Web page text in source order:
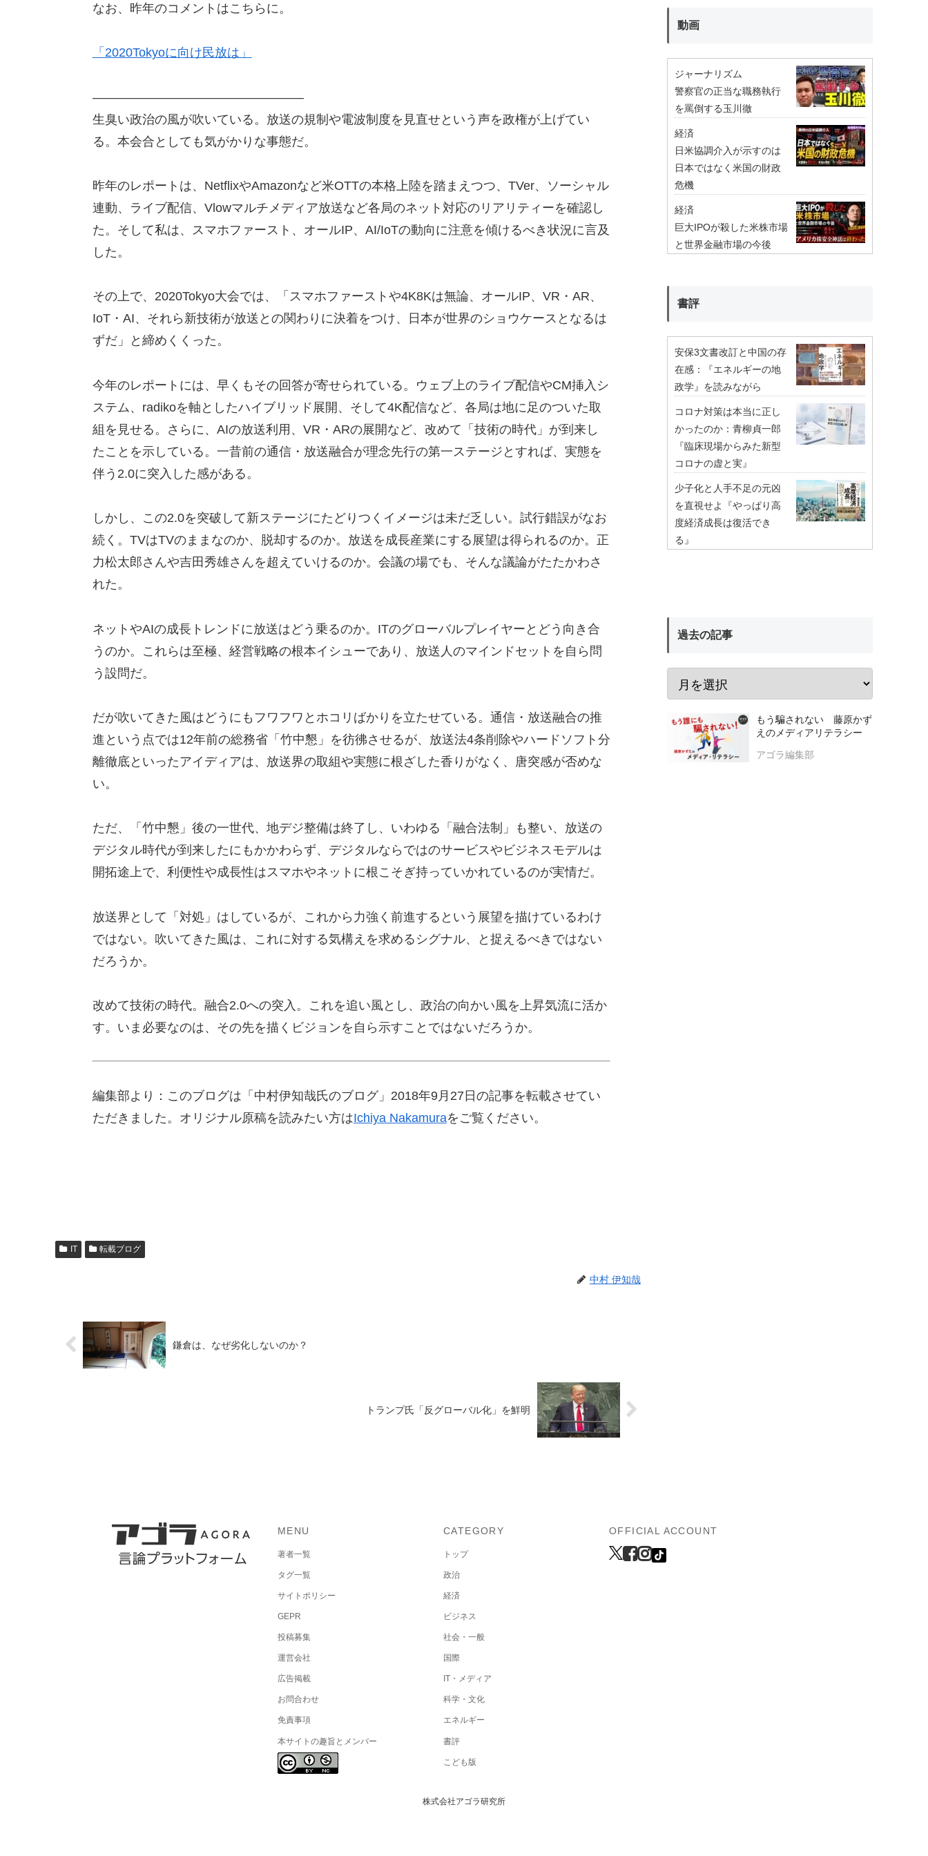
なお、昨年のコメントはこちらに。
「2020Tokyoに向け民放は」
―――――――――――――――――
生臭い政治の風が吹いている。放送の規制や電波制度を見直せという声を政権が上げてい
る。本会合としても気がかりな事態だ。
昨年のレポートは、NetflixやAmazonなど米OTTの本格上陸を踏まえつつ、TVer、ソーシャル
連動、ライブ配信、Vlowマルチメディア放送など各局のネット対応のリアリティーを確認し
た。そして私は、スマホファースト、オールIP、AI/IoTの動向に注意を傾けるべき状況に言及
した。
その上で、2020Tokyo大会では、「スマホファーストや4K8Kは無論、オールIP、VR・AR、
IoT・AI、それら新技術が放送との関わりに決着をつけ、日本が世界のショウケースとなるは
ずだ」と締めくくった。
今年のレポートには、早くもその回答が寄せられている。ウェブ上のライブ配信やCM挿入シ
ステム、radikoを軸としたハイブリッド展開、そして4K配信など、各局は地に足のついた取
組を見せる。さらに、AIの放送利用、VR・ARの展開など、改めて「技術の時代」が到来し
たことを示している。一昔前の通信・放送融合が理念先行の第一ステージとすれば、実態を
伴う2.0に突入した感がある。
しかし、この2.0を突破して新ステージにたどりつくイメージは未だ乏しい。試行錯誤がなお
続く。TVはTVのままなのか、脱却するのか。放送を成長産業にする展望は得られるのか。正
力松太郎さんや吉田秀雄さんを超えていけるのか。会議の場でも、そんな議論がたたかわさ
れた。
ネットやAIの成長トレンドに放送はどう乗るのか。ITのグローバルプレイヤーとどう向き合
うのか。これらは至極、経営戦略の根本イシューであり、放送人のマインドセットを自ら問
う設問だ。
だが吹いてきた風はどうにもフワフワとホコリばかりを立たせている。通信・放送融合の推
進という点では12年前の総務省「竹中懇」を彷彿させるが、放送法4条削除やハードソフト分
離徹底といったアイディアは、放送界の取組や実態に根ざした香りがなく、唐突感が否めな
い。
ただ、「竹中懇」後の一世代、地デジ整備は終了し、いわゆる「融合法制」も整い、放送の
デジタル時代が到来したにもかかわらず、デジタルならではのサービスやビジネスモデルは
開拓途上で、利便性や成長性はスマホやネットに根こそぎ持っていかれているのが実情だ。
放送界として「対処」はしているが、これから力強く前進するという展望を描けているわけ
ではない。吹いてきた風は、これに対する気構えを求めるシグナル、と捉えるべきではない
だろうか。
改めて技術の時代。融合2.0への突入。これを追い風とし、政治の向かい風を上昇気流に活か
す。いま必要なのは、その先を描くビジョンを自ら示すことではないだろうか。
編集部より：このブログは「中村伊知哉氏のブログ」2018年9月27日の記事を転載させてい
ただきました。オリジナル原稿を読みたい方はIchiya Nakamuraをご覧ください。
IT 転載ブログ
中村 伊知哉
鎌倉は、なぜ劣化しないのか？
トランプ氏「反グローバル化」を鮮明
動画
ジャーナリズム
警察官の正当な職務執行
を罵倒する玉川徹
経済
日米協調介入が示すのは
日本ではなく米国の財政
危機
経済
巨大IPOが殺した米株市場
と世界金融市場の今後
書評
安保3文書改訂と中国の存
在感：『エネルギーの地
政学』を読みながら
コロナ対策は本当に正し
かったのか：青柳貞一郎
『臨床現場からみた新型
コロナの虚と実』
少子化と人手不足の元凶
を直視せよ『やっぱり高
度経済成長は復活でき
る』
過去の記事
もう騙されない 藤原かず
えのメディアリテラシー
アゴラ編集部
MENU
著者一覧
タグ一覧
サイトポリシー
GEPR
投稿募集
運営会社
広告掲載
お問合わせ
免責事項
本サイトの趣旨とメンバー
CATEGORY
トップ
政治
経済
ビジネス
社会・一般
国際
IT・メディア
科学・文化
エネルギー
書評
こども版
OFFICIAL ACCOUNT
株式会社アゴラ研究所